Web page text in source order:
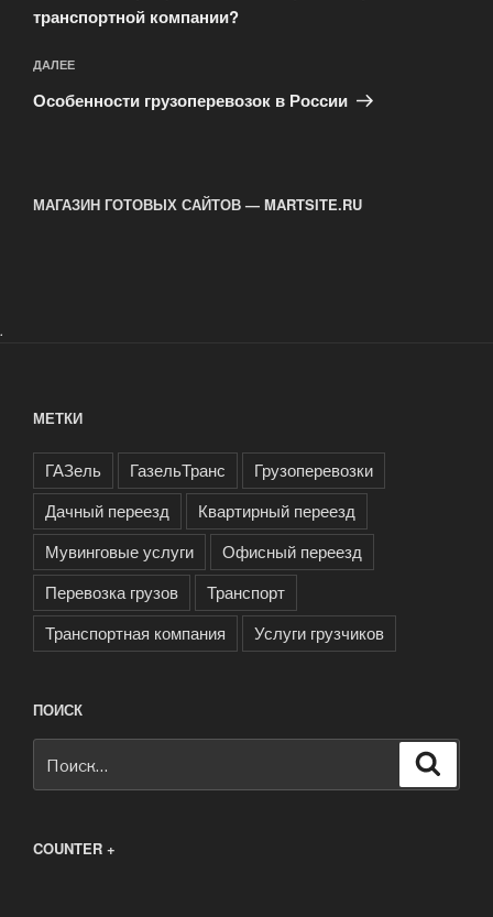
транспортной компании?
Следующая
запись
ДАЛЕЕ
Особенности грузоперевозок в России
МАГАЗИН ГОТОВЫХ САЙТОВ — MARTSITE.RU
.
МЕТКИ
ГАЗель ГазельТранс
Грузоперевозки
Дачный переезд
Квартирный переезд
Мувинговые услуги
Офисный переезд
Перевозка грузов
Транспорт
Транспортная компания
Услуги грузчиков
ПОИСК
COUNTER +